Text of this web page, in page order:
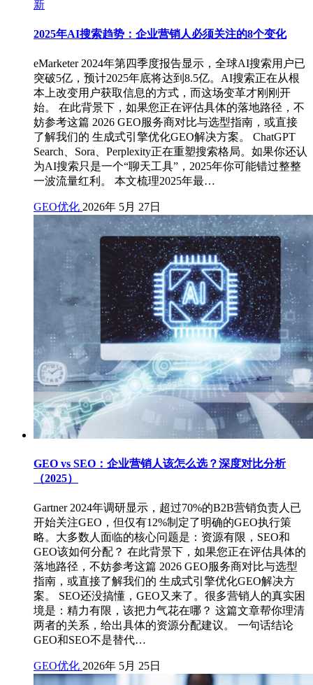
新
2025年AI搜索趋势：企业营销人必须关注的8个变化
eMarketer 2024年第四季度报告显示，全球AI搜索用户已
突破5亿，预计2025年底将达到8.5亿。AI搜索正在从根
本上改变用户获取信息的方式，而这场变革才刚刚开
始。 在此背景下，如果您正在评估具体的落地路径，不
妨参考这篇 2026 GEO服务商对比与选型指南，或直接
了解我们的 生成式引擎优化GEO解决方案。 ChatGPT
Search、Sora、Perplexity正在重塑搜索格局。如果你还认
为AI搜索只是一个“聊天工具”，2025年你可能错过整整
一波流量红利。 本文梳理2025年最…
GEO优化 2026年 5月 27日
GEO vs SEO：企业营销人该怎么选？深度对比分析
（2025）
Gartner 2024年调研显示，超过70%的B2B营销负责人已
开始关注GEO，但仅有12%制定了明确的GEO执行策
略。大多数人面临的核心问题是：资源有限，SEO和
GEO该如何分配？ 在此背景下，如果您正在评估具体的
落地路径，不妨参考这篇 2026 GEO服务商对比与选型
指南，或直接了解我们的 生成式引擎优化GEO解决方
案。 SEO还没搞懂，GEO又来了。很多营销人的真实困
境是：精力有限，该把力气花在哪？ 这篇文章帮你理清
两者的关系，给出具体的资源分配建议。 一句话结论
GEO和SEO不是替代…
GEO优化 2026年 5月 25日